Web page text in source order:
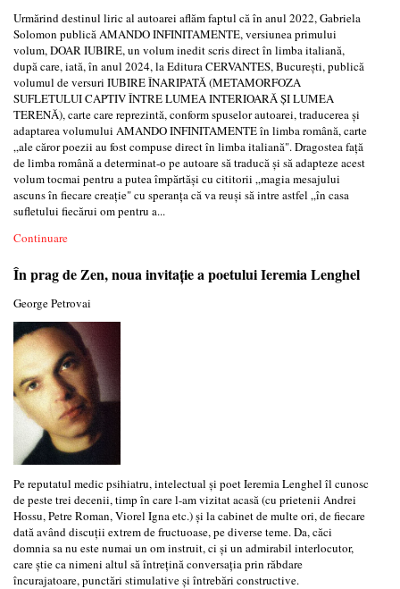
Urmărind destinul liric al autoarei aflăm faptul că în anul 2022, Gabriela
Solomon publică AMANDO INFINITAMENTE, versiunea primului
volum, DOAR IUBIRE, un volum inedit scris direct în limba italiană,
după care, iată, în anul 2024, la Editura CERVANTES, București, publică
volumul de versuri IUBIRE ÎNARIPATĂ (METAMORFOZA
SUFLETULUI CAPTIV ÎNTRE LUMEA INTERIOARĂ ȘI LUMEA
TERENĂ), carte care reprezintă, conform spuselor autoarei, traducerea și
adaptarea volumului AMANDO INFINITAMENTE în limba română, carte
„ale căror poezii au fost compuse direct în limba italiană". Dragostea față
de limba română a determinat-o pe autoare să traducă și să adapteze acest
volum tocmai pentru a putea împărtăși cu cititorii „magia mesajului
ascuns în fiecare creație" cu speranța că va reuși să intre astfel „în casa
sufletului fiecărui om pentru a...
Continuare
În prag de Zen, noua invitație a poetului Ieremia Lenghel
George Petrovai
Pe reputatul medic psihiatru, intelectual și poet Ieremia Lenghel îl cunosc
de peste trei decenii, timp în care l-am vizitat acasă (cu prietenii Andrei
Hossu, Petre Roman, Viorel Igna etc.) și la cabinet de multe ori, de fiecare
dată având discuții extrem de fructuoase, pe diverse teme. Da, căci
domnia sa nu este numai un om instruit, ci și un admirabil interlocutor,
care știe ca nimeni altul să întrețină conversația prin răbdare
încurajatoare, punctări stimulative și întrebări constructive.